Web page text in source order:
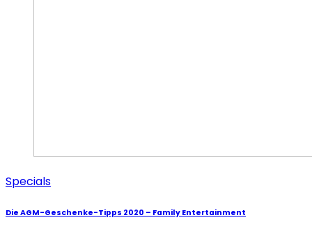
Specials
Die AGM-Geschenke-Tipps 2020 – Family Entertainment